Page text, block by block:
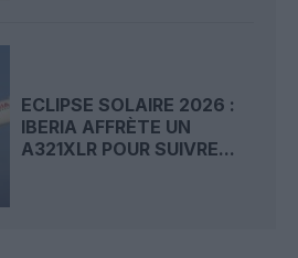
ECLIPSE SOLAIRE 2026 :
IBERIA AFFRÈTE UN
A321XLR POUR SUIVRE...